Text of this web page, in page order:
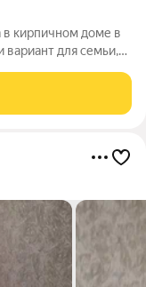
в кирпичном доме в
вариант для семьи,